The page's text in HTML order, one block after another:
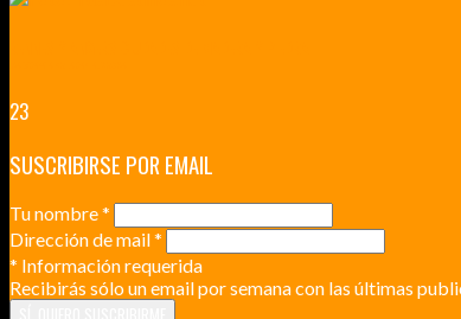
23
SUSCRIBIRSE POR EMAIL
Tu nombre*
Dirección de mail*
* Información requerida
Recibirás sólo un email por semana con las últimas